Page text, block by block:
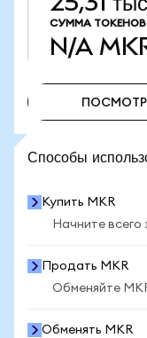
СУММА ТОКЕНОВ
N/A
Способы
Купить MKR
Начните
Продать MKR
Обменяйте
Обменять MKR